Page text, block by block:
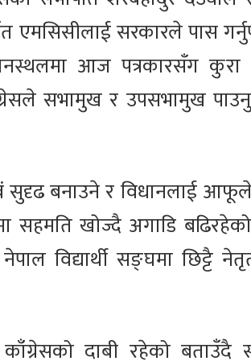
एमसिसीलाई सरकारले पास
आज पत्रकारसँग
सभामुख र उपसभामुख
सुदृढ बनाउने र विधानलाई
सहमति खोज्दै अगाडि
विद्यार्थी सङ्घमा छिट्टै
दाबी रहेको